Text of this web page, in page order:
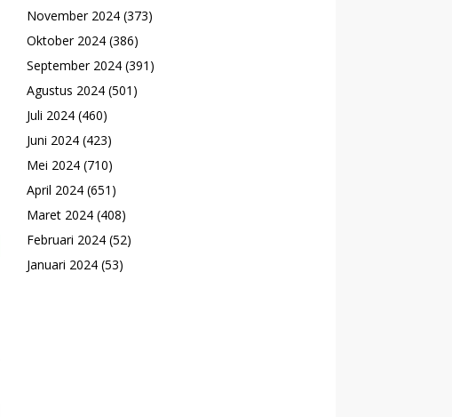
November 2024 (373)
Oktober 2024 (386)
September 2024 (391)
Agustus 2024 (501)
Juli 2024 (460)
Juni 2024 (423)
Mei 2024 (710)
April 2024 (651)
Maret 2024 (408)
Februari 2024 (52)
Januari 2024 (53)